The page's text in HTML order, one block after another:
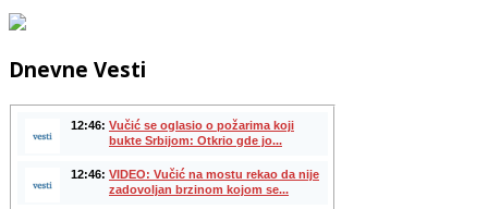
Dnevne Vesti